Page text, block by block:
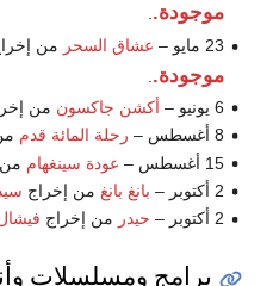
موجودة.
23 مايو –
عشاق السحر من
موجودة..
6 يونيو –
أكشن جاكسون من
8 أغسطس –
رحلة المائة قدم
15 أغسطس –
عودة سينغهام
2 أكتوبر –
بانغ بانغ من إخراج
2 أكتوبر –
حيدر من إخراج
برامج ومسلسلات